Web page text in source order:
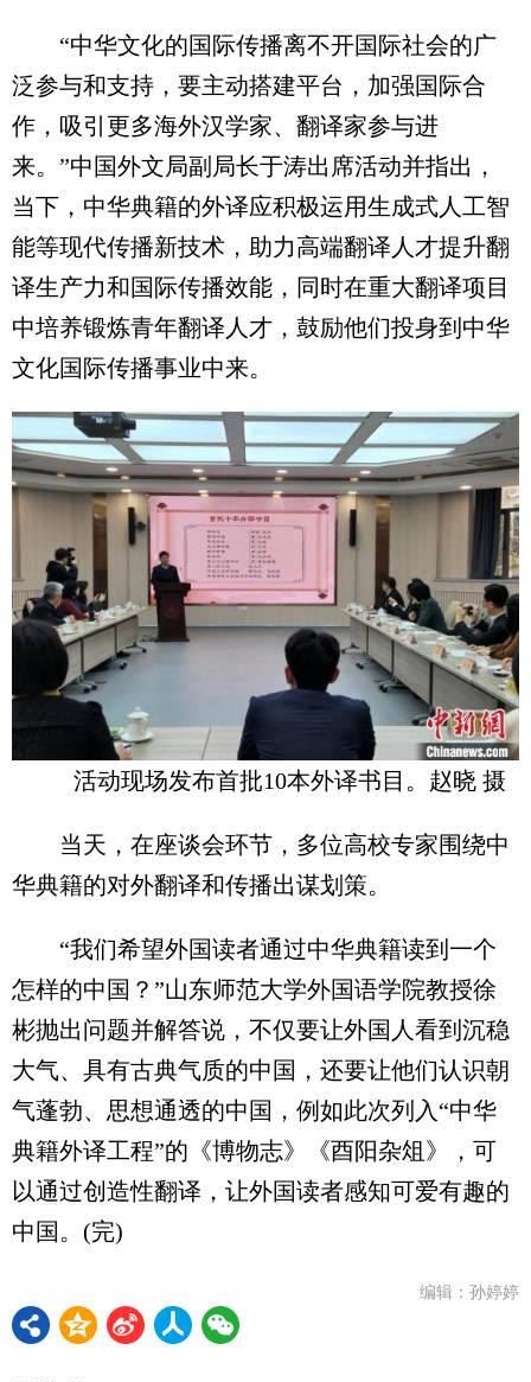
“中华文化的国际传播离不开国际社会的广
泛参与和支持，要主动搭建平台，加强国际合
作，吸引更多海外汉学家、翻译家参与进
来。”中国外文局副局长于涛出席活动并指出，
当下，中华典籍的外译应积极运用生成式人工智
能等现代传播新技术，助力高端翻译人才提升翻
译生产力和国际传播效能，同时在重大翻译项目
中培养锻炼青年翻译人才，鼓励他们投身到中华
文化国际传播事业中来。
活动现场发布首批10本外译书目。赵晓 摄
当天，在座谈会环节，多位高校专家围绕中
华典籍的对外翻译和传播出谋划策。
“我们希望外国读者通过中华典籍读到一个
怎样的中国？”山东师范大学外国语学院教授徐
彬抛出问题并解答说，不仅要让外国人看到沉稳
大气、具有古典气质的中国，还要让他们认识朝
气蓬勃、思想通透的中国，例如此次列入“中华
典籍外译工程”的《博物志》《酉阳杂俎》，可
以通过创造性翻译，让外国读者感知可爱有趣的
中国。(完)
编辑：孙婷婷